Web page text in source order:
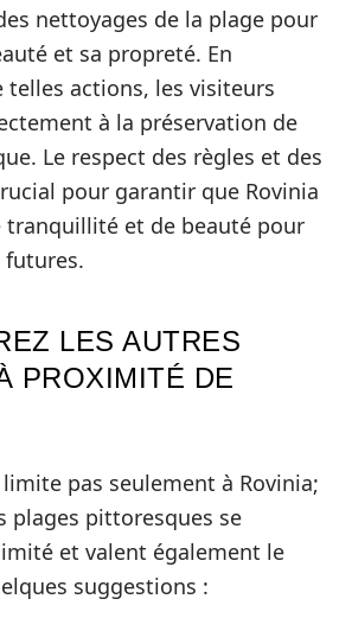
nettoyages de la plage pour
et sa propreté. En
telles actions, les visiteurs
à la préservation de
Le respect des règles et des
pour garantir que Rovinia
tranquillité et de beauté pour
futures.
LES AUTRES
PROXIMITÉ DE
pas seulement à Rovinia;
plages pittoresques se
et valent également le
suggestions :